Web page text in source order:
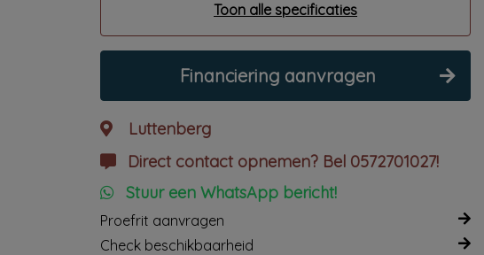
Toon alle specificaties
Financiering aanvragen
Luttenberg
Direct contact opnemen? Bel 0572701027!
Stuur een WhatsApp bericht!
Proefrit aanvragen
Check beschikbaarheid